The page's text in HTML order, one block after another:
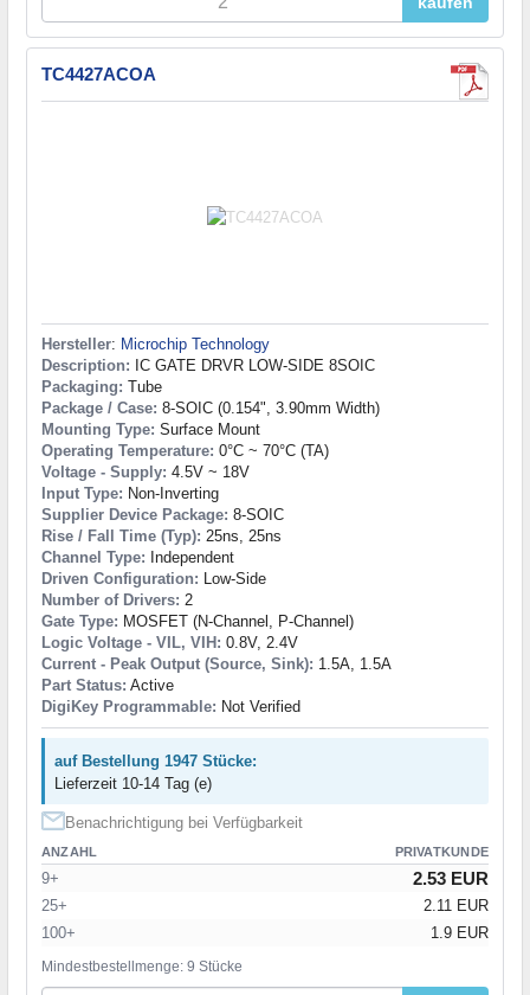
TC4427ACOA
Hersteller: Microchip Technology
Description: IC GATE DRVR LOW-SIDE 8SOIC
Packaging: Tube
Package / Case: 8-SOIC (0.154", 3.90mm Width)
Mounting Type: Surface Mount
Operating Temperature: 0°C ~ 70°C (TA)
Voltage - Supply: 4.5V ~ 18V
Input Type: Non-Inverting
Supplier Device Package: 8-SOIC
Rise / Fall Time (Typ): 25ns, 25ns
Channel Type: Independent
Driven Configuration: Low-Side
Number of Drivers: 2
Gate Type: MOSFET (N-Channel, P-Channel)
Logic Voltage - VIL, VIH: 0.8V, 2.4V
Current - Peak Output (Source, Sink): 1.5A, 1.5A
Part Status: Active
DigiKey Programmable: Not Verified
auf Bestellung 1947 Stücke:
Lieferzeit 10-14 Tag (e)
Benachrichtigung bei Verfügbarkeit
ANZAHL PRIVATKUNDE
9+ 2.53 EUR
25+
2.11 EUR
100+
1.9 EUR
Mindestbestellmenge: 9 Stücke